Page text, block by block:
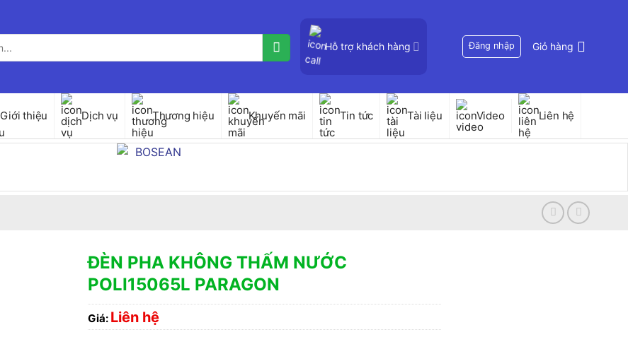
Hỗ trợ khách hàng Đăng nhập Giỏ hàng
Giới thiệu Dịch vụ Thương hiệu Khuyến mãi Tin tức Tài liệu Video Liên hệ
ĐÈN PHA KHÔNG THẤM NƯỚC
POLI15065L PARAGON
Giá: Liên hệ